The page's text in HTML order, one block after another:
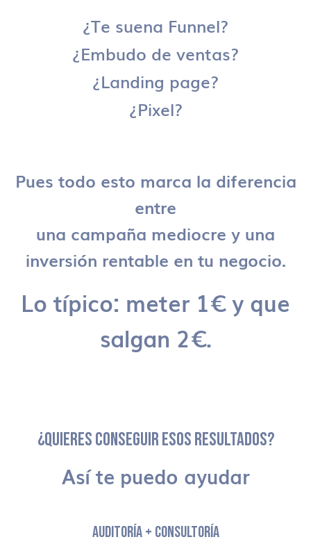
¿Te suena Funnel?
¿Embudo de ventas?
¿Landing page?
¿Pixel?
Pues todo esto marca la diferencia
entre
una campaña mediocre y una
inversión rentable en tu negocio.
Lo típico: meter 1€ y que
salgan 2€.
¿QUIERES CONSEGUIR ESOS RESULTADOS?
Así te puedo ayudar
AUDITORÍA + CONSULTORÍA